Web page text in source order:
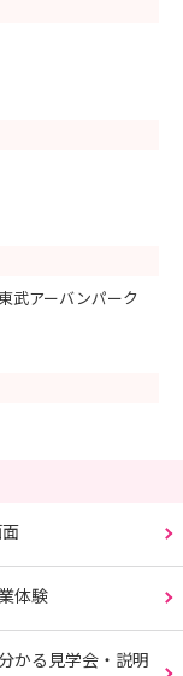
武アーバンパーク
体験
かる見学会・説明